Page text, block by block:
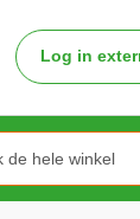
Log in